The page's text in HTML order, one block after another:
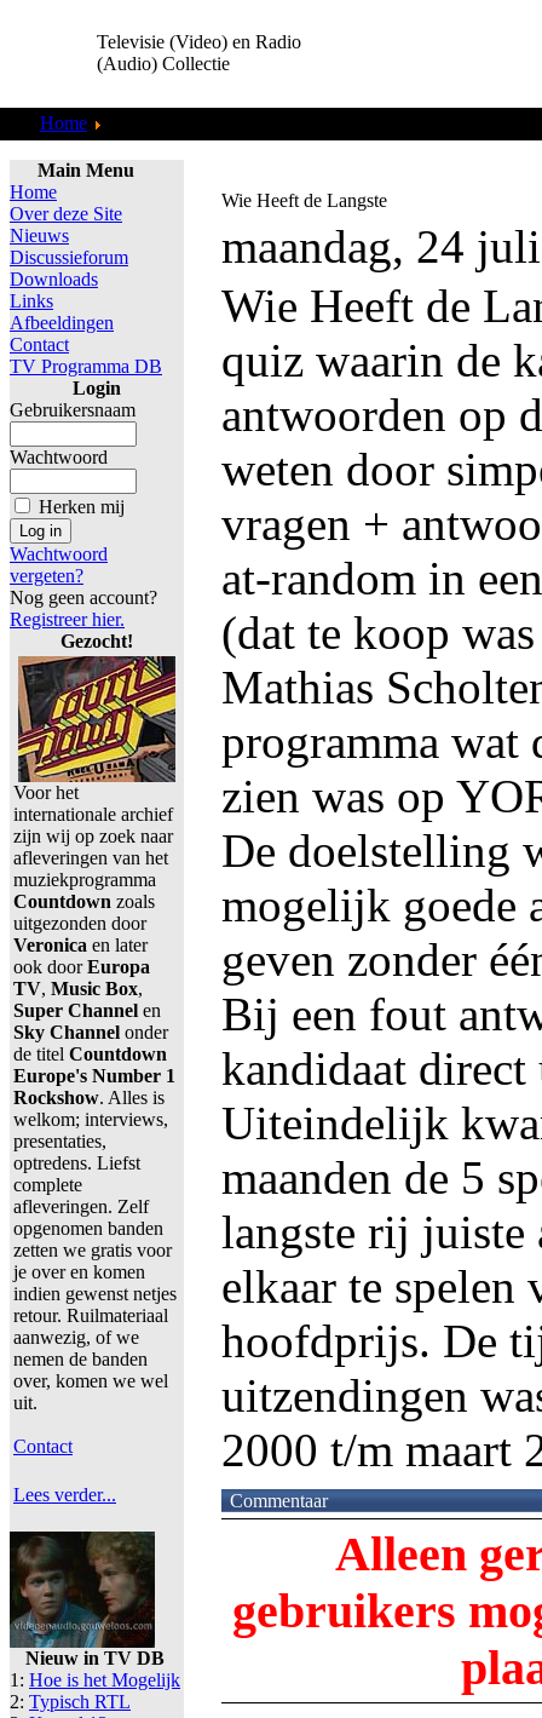
Televisie (Video) en Radio
(Audio) Collectie
Home
Main Menu
Home
Over deze Site
Nieuws
Discussieforum
Downloads
Links
Afbeeldingen
Contact
TV Programma DB
Login
Gebruikersnaam
Wachtwoord
Herken mij
Wachtwoord
vergeten?
Nog geen account?
Registreer hier.
Gezocht!
Voor het
internationale archief
zijn wij op zoek naar
afleveringen van het
muziekprogramma
Countdown zoals
uitgezonden door
Veronica en later
ook doorEuropa
TV, Music Box,
Super Channel en
Sky Channel onder
de titel Countdown
Europe's Number 1
Rockshow. Alles is
welkom; interviews,
presentaties,
optredens. Liefst
complete
afleveringen. Zelf
opgenomen banden
zetten we gratis voor
je over en komen
indien gewenst netjes
retour. Ruilmateriaal
aanwezig, of we
nemen de banden
over, komen we wel
uit.
Contact
Lees verder...
Nieuw in TV DB
1: Hoe is het Mogelijk
2: Typisch RTL
Wie Heeft de Langste
maandag, 24
Wie Heeft de
quiz waarin de
antwoorden op
weten door
vragen +
at-random in
(dat te koop
Mathias
programma wat
zien was op
De doelstelling
mogelijk goede
geven zonder
Bij een fout
kandidaat direct
Uiteindelijk
maanden de 5
langste rij juiste
elkaar te spelen
hoofdprijs. De
uitzendingen
2000 t/m maart
Commentaar
Alleen
gebruikers